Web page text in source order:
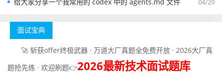
面试宝典
🚀 斩获offer终极武器 · 万道大厂真题全免费开放 · 2026大厂真
题抢先练 · 欢迎刷题👉2026最新技术面试题库